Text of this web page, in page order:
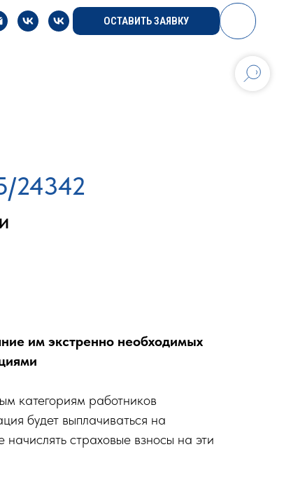
ОСТАВИТЬ ЗАЯВКУ
24342
им экстренно необходимых
категориям работников
будет выплачиваться на
страховые взносы на эти